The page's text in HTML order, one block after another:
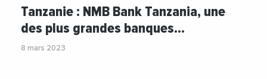
#Financement
Tanzanie : NMB Bank Tanzania, une
des plus grandes banques…
8 mars 2023